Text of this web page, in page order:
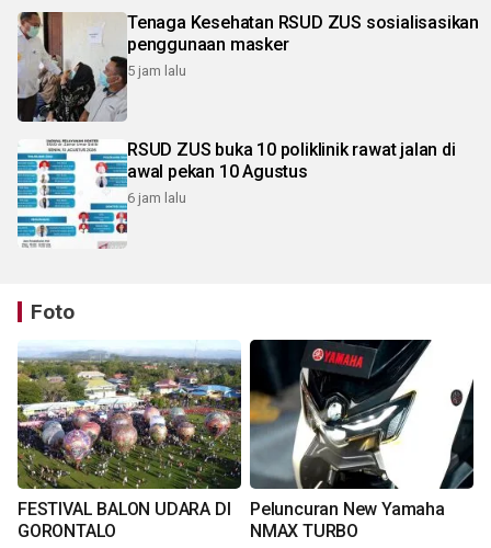
Tenaga Kesehatan RSUD ZUS sosialisasikan
penggunaan masker
5 jam lalu
RSUD ZUS buka 10 poliklinik rawat jalan di
awal pekan 10 Agustus
6 jam lalu
Foto
FESTIVAL BALON UDARA DI
GORONTALO
Peluncuran New Yamaha
NMAX TURBO